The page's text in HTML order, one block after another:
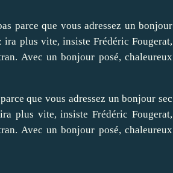
que vous adressez un bonjour sec
plus vite, insiste Frédéric Fougerat,
Avec un bonjour posé, chaleureux